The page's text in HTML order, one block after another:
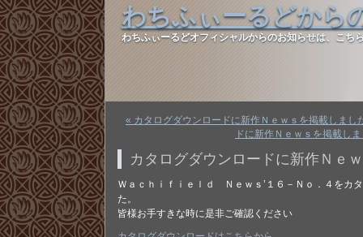
わちふぃーるどから
わちふぃーるどオフィシャルからのお知らせは、こち
« カタログダウンロードに新作Ｎｅｗｓを掲載しまし
ドに新作Ｎｅｗｓを掲載し
カタログダウンロードに新作Ｎｅ
Ｗａｃｈｉｆｉｅｌｄ Ｎｅｗｓ’１６－Ｎｏ．４をカ
た。
皆様お手すきな時に是非ご確認ください